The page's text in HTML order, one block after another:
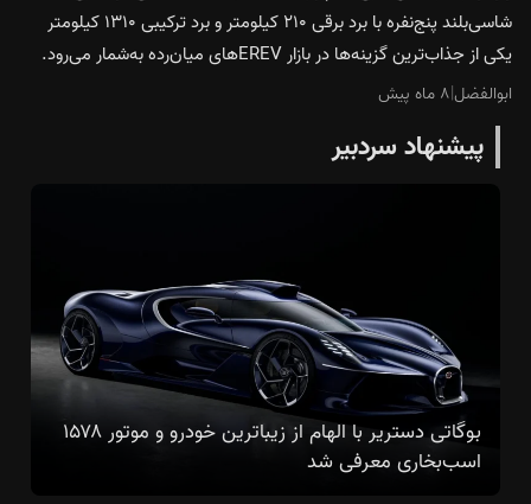
شاسی‌بلند پنج‌نفره با برد برقی ۲۱۰ کیلومتر و برد ترکیبی ۱۳۱۰ کیلومتر
یکی از جذاب‌ترین گزینه‌ها در بازار EREVهای میان‌رده به‌شمار می‌رود.
ابوالفضل|۸ ماه پیش
پیشنهاد سردبیر
بوگاتی دستریر با الهام از زیباترین خودرو و موتور ۱۵۷۸
اسب‌بخاری معرفی شد